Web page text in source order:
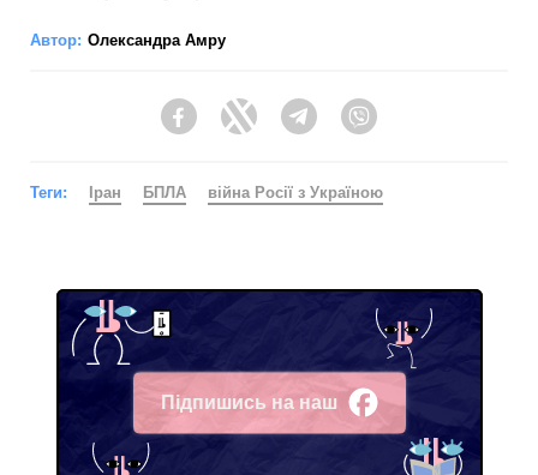
Автор: Олександра Амру
FacebookTwitter Telegram
Теги: Іран БПЛА війна Росії з Україною
Підпишись на наш
Facebook